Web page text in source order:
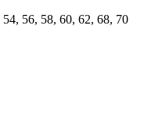
54, 56, 58, 60, 62, 68, 70